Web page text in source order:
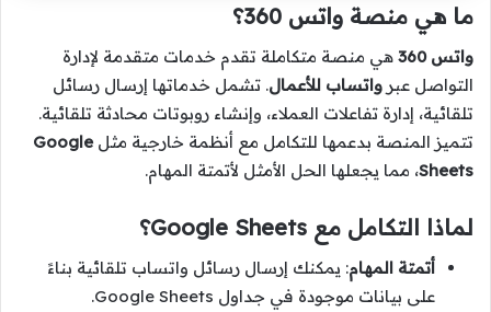
ما هي منصة واتس 360؟
واتس 360
هي منصة متكاملة تقدم خدمات متقدمة لإدارة
التواصل عبر واتساب للأعمال. تشمل خدماتها إرسال رسائل
تلقائية، إدارة تفاعلات العملاء، وإنشاء روبوتات محادثة تلقائية.
تتميز المنصة بدعمها للتكامل مع أنظمة خارجية مثلGoogle
Sheets، مما يجعلها الحل الأمثل لأتمتة المهام.
لماذا التكامل مع Google Sheets؟
أتمتة المهام: يمكنك إرسال رسائل واتساب تلقائية بناءً
على بيانات موجودة في جداول Google Sheets.